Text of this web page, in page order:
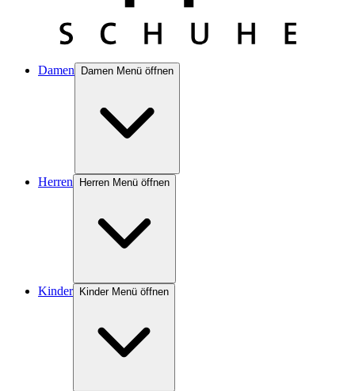
Damen Damen Menü öffnen
Herren Herren Menü öffnen
Kinder Kinder Menü öffnen